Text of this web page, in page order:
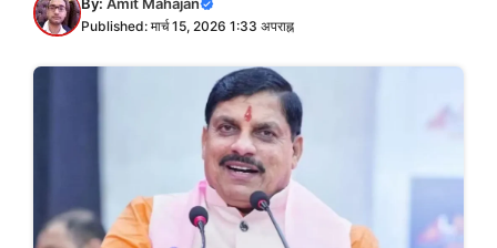
Published: मार्च 15, 2026 1:33 अपराह्न